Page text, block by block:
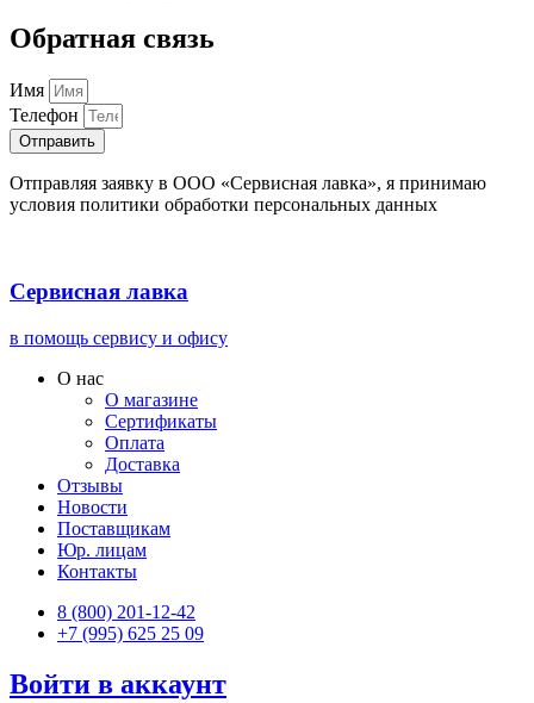
Обратная связь
Имя
Телефон
Отправить
Отправляя заявку в ООО «Сервисная лавка», я принимаю
условия политики обработки персональных данных
Сервисная лавка
в помощь сервису и офису
О нас
О магазине
Сертификаты
Оплата
Доставка
Отзывы
Новости
Поставщикам
Юр. лицам
Контакты
8 (800) 201-12-42
+7 (995) 625 25 09
Войти в аккаунт